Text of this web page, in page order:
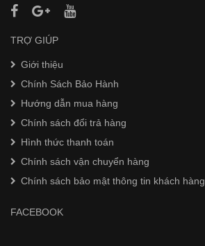
TRỢ GIÚP
Giới thiệu
Chính Sách Bảo Hành
Hướng dẫn mua hàng
Chính sách đổi trả hàng
Hình thức thanh toán
Chính sách vận chuyển hàng
Chính sách bảo mật thông tin khách hàng
FACEBOOK